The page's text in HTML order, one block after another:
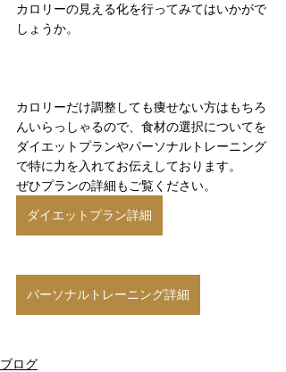
カロリーの見える化を行ってみてはいかがで
しょうか。
カロリーだけ調整しても痩せない方はもちろ
んいらっしゃるので、食材の選択についてを
ダイエットプランやパーソナルトレーニング
で特に力を入れてお伝えしております。
ぜひプランの詳細もご覧ください。
ダイエットプラン詳細
パーソナルトレーニング詳細
ブログ